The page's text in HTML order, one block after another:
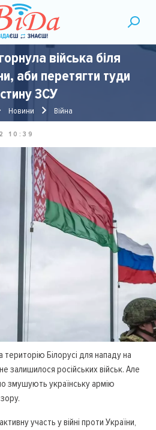
війська біля
аби перетягти туди
ЗСУ
Новини Війна
10:39
територію Білорусі для нападу на
залишилося російських військ. Але
змушують українську армію
участь у війні проти України,